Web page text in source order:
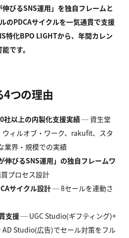
びるSNS運用」を独自フレームと
のPDCAサイクルを一気通貫で支援
特化BPO LIGHTから、年間カレン
です。
つの理由
社以上の内製化支援実績─ 資生堂
ィルオブ・ワーク、rakufit、スタ
業界・規模での実績
伸びるSNS運用」の独自フレームワ
プロセス設計
サイクル設計─ 8セールを連動さ
支援─ UGC Studio(ギフティング)+
Studio(広告)でセール対策をフル